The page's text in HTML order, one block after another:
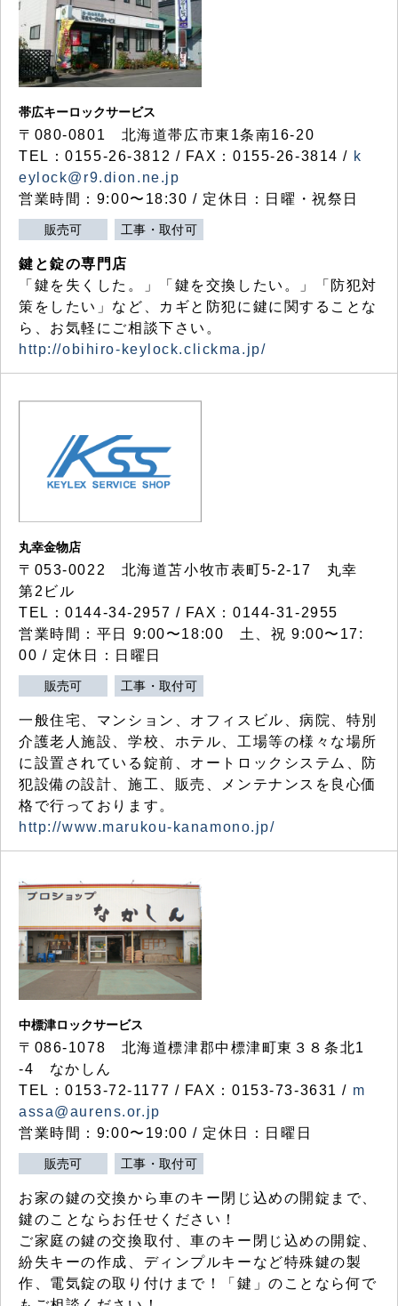
帯広キーロックサービス
〒080-0801 北海道帯広市東1条南16-20
TEL：0155-26-3812 / FAX：0155-26-3814 / k
eylock@r9.dion.ne.jp
営業時間：9:00〜18:30 / 定休日：日曜・祝祭日
販売可 工事・取付可
鍵と錠の専門店
「鍵を失くした。」「鍵を交換したい。」「防犯対
策をしたい」など、カギと防犯に鍵に関することな
ら、お気軽にご相談下さい。
http://obihiro-keylock.clickma.jp/
丸幸金物店
〒053-0022 北海道苫小牧市表町5-2-17 丸幸
第2ビル
TEL：0144-34-2957 / FAX：0144-31-2955
営業時間：平日 9:00〜18:00 土、祝 9:00〜17:
00 / 定休日：日曜日
販売可 工事・取付可
一般住宅、マンション、オフィスビル、病院、特別
介護老人施設、学校、ホテル、工場等の様々な場所
に設置されている錠前、オートロックシステム、防
犯設備の設計、施工、販売、メンテナンスを良心価
格で行っております。
http://www.marukou-kanamono.jp/
中標津ロックサービス
〒086-1078 北海道標津郡中標津町東３８条北1
-4 なかしん
TEL：0153-72-1177 / FAX：0153-73-3631 / m
assa@aurens.or.jp
営業時間：9:00〜19:00 / 定休日：日曜日
販売可 工事・取付可
お家の鍵の交換から車のキー閉じ込めの開錠まで、
鍵のことならお任せください！
ご家庭の鍵の交換取付、車のキー閉じ込めの開錠、
紛失キーの作成、ディンプルキーなど特殊鍵の製
作、電気錠の取り付けまで！「鍵」のことなら何で